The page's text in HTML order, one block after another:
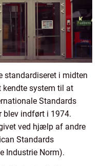
standardiseret i midten
kendte system til at
Standards
blev indført i 1974.
ved hjælp af andre
Standards
Industrie Norm).